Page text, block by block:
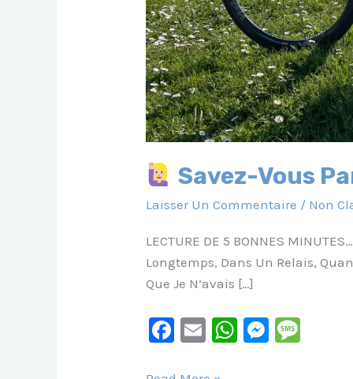
Savez-Vous
Laisser Un Commentaire / Non
LECTURE DE 5 BONNES MINUTES…
Longtemps, Dans Un Relais,
Que Je N’avais […]
F
E
W M